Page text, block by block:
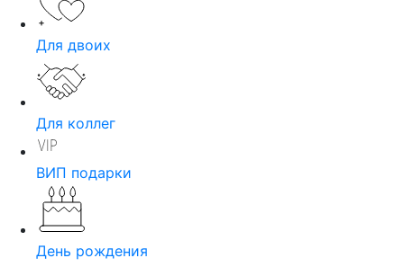
Для двоих
Для коллег
ВИП подарки
День рождения